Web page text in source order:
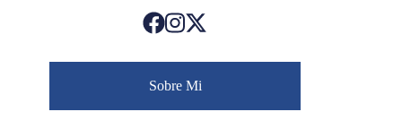
Sobre Mi